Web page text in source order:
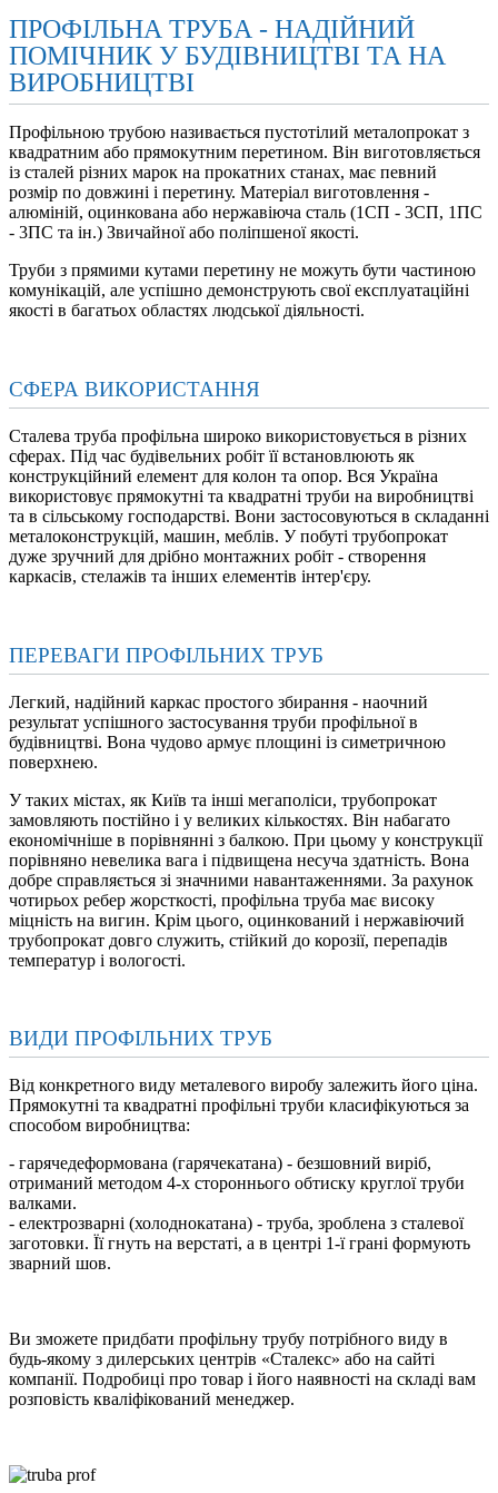
ПРОФІЛЬНА ТРУБА - НАДІЙНИЙ
ПОМІЧНИК У БУДІВНИЦТВІ ТА НА
ВИРОБНИЦТВІ
Профільною трубою називається пустотілий металопрокат з
квадратним або прямокутним перетином. Він виготовляється
із сталей різних марок на прокатних станах, має певний
розмір по довжині і перетину. Матеріал виготовлення -
алюміній, оцинкована або нержавіюча сталь (1СП - 3СП, 1ПС
- 3ПС та ін.) Звичайної або поліпшеної якості.
Труби з прямими кутами перетину не можуть бути частиною
комунікацій, але успішно демонструють свої експлуатаційні
якості в багатьох областях людської діяльності.
СФЕРА ВИКОРИСТАННЯ
Сталева труба профільна широко використовується в різних
сферах. Під час будівельних робіт її встановлюють як
конструкційний елемент для колон та опор. Вся Україна
використовує прямокутні та квадратні труби на виробництві
та в сільському господарстві. Вони застосовуються в складанні
металоконструкцій, машин, меблів. У побуті трубопрокат
дуже зручний для дрібно монтажних робіт - створення
каркасів, стелажів та інших елементів інтер'єру.
ПЕРЕВАГИ ПРОФІЛЬНИХ ТРУБ
Легкий, надійний каркас простого збирання - наочний
результат успішного застосування труби профільної в
будівництві. Вона чудово армує площині із симетричною
поверхнею.
У таких містах, як Київ та інші мегаполіси, трубопрокат
замовляють постійно і у великих кількостях. Він набагато
економічніше в порівнянні з балкою. При цьому у конструкції
порівняно невелика вага і підвищена несуча здатність. Вона
добре справляється зі значними навантаженнями. За рахунок
чотирьох ребер жорсткості, профільна труба має високу
міцність на вигин. Крім цього, оцинкований і нержавіючий
трубопрокат довго служить, стійкий до корозії, перепадів
температур і вологості.
ВИДИ ПРОФІЛЬНИХ ТРУБ
Від конкретного виду металевого виробу залежить його ціна.
Прямокутні та квадратні профільні труби класифікуються за
способом виробництва:
- гарячедеформована (гарячекатана) - безшовний виріб,
отриманий методом 4-х стороннього обтиску круглої труби
валками.
- електрозварні (холоднокатана) - труба, зроблена з сталевої
заготовки. Її гнуть на верстаті, а в центрі 1-ї грані формують
зварний шов.
Ви зможете придбати профільну трубу потрібного виду в
будь-якому з дилерських центрів «Сталекс» або на сайті
компанії. Подробиці про товар і його наявності на складі вам
розповість кваліфікований менеджер.